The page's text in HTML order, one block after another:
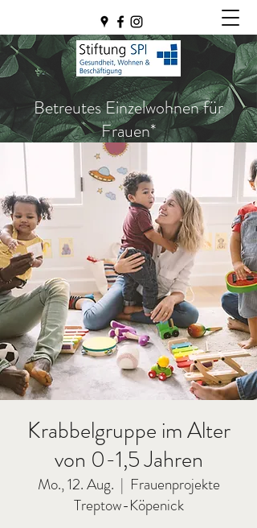
Betreutes Einzelwohnen für
Frauen*
Krabbelgruppe im Alter
von 0-1,5 Jahren
Mo., 12. Aug.
  |
Frauenprojekte
Treptow-Köpenick